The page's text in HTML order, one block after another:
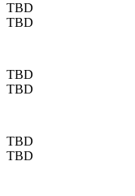
TBD
TBD
TBD
TBD
TBD
TBD